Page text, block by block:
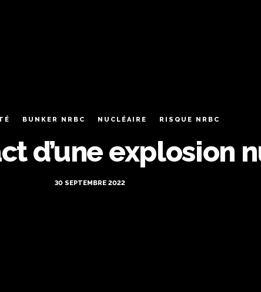
BUNKER NRBC NUCLÉAIRE RISQUE NRBC
d’une explosion
30 SEPTEMBRE 2022